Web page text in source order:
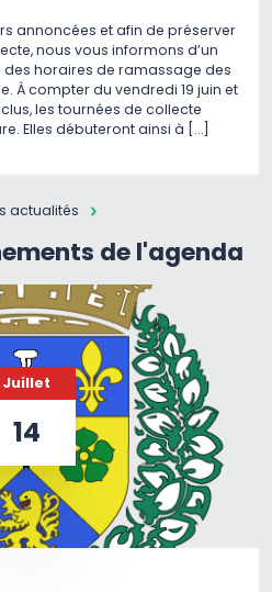
annoncées et afin de préserver
nous vous informons d’un
horaires de ramassage des
À compter du vendredi 19 juin et
les tournées de collecte
Elles débuteront ainsi à […]
actualités
de l'agenda
Juillet
14